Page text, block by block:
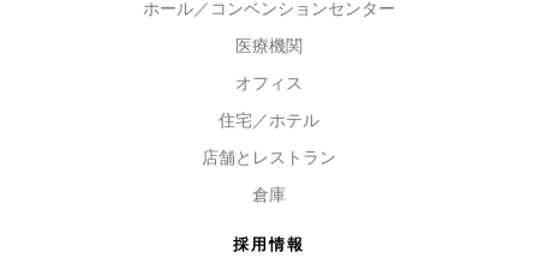
ホール／コンベンションセンター
医療機関
オフィス
住宅／ホテル
店舗とレストラン
倉庫
採用情報